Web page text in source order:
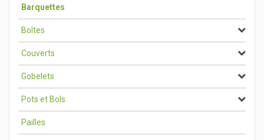
Barquettes
Boîtes
Couverts
Gobelets
Pots et Bols
Pailles